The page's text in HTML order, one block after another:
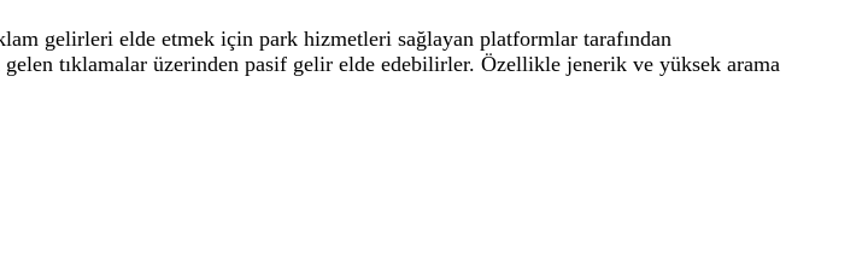
gelirleri elde etmek için park hizmetleri sağlayan platformlar tarafından
tıklamalar üzerinden pasif gelir elde edebilirler. Özellikle jenerik ve yüksek arama